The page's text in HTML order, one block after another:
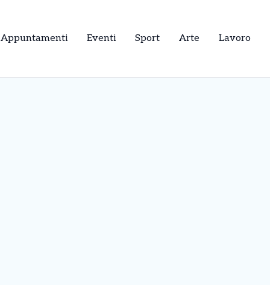
Appuntamenti Eventi Sport Arte Lavoro